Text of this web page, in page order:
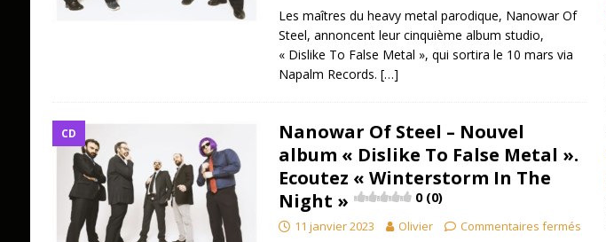
Les maîtres du heavy metal parodique, Nanowar Of
Steel, annoncent leur cinquième album studio,
« Dislike To False Metal », qui sortira le 10 mars via
Napalm Records. […]
CD
Nanowar Of Steel – Nouvel
album « Dislike To False Metal ».
Ecoutez « Winterstorm In The
Night »
0 (0)
11 janvier 2023 Olivier Commentaires fermés